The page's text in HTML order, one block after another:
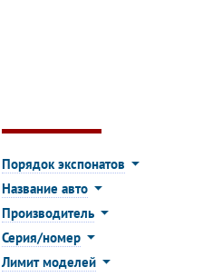
Порядок экспонатов
Название авто
Производитель
Серия/номер
Лимит моделей